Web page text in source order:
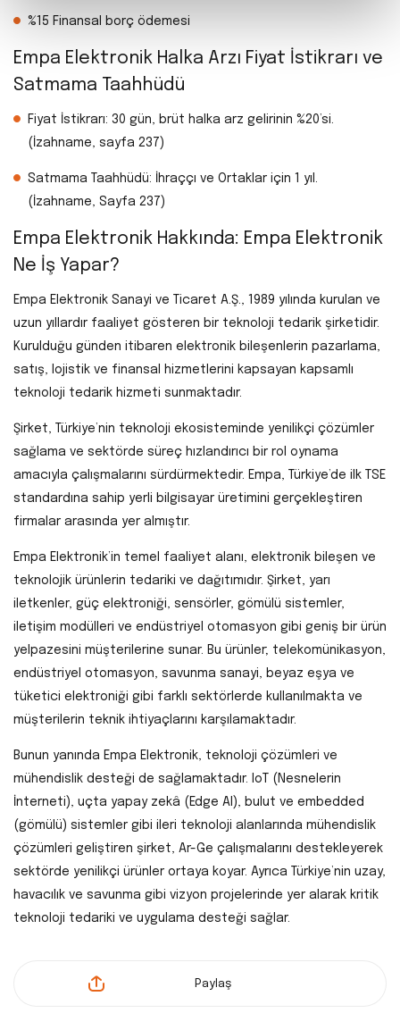
%15 Finansal borç ödemesi
Empa Elektronik Halka Arzı Fiyat İstikrarı ve
Satmama Taahhüdü
Fiyat İstikrarı: 30 gün, brüt halka arz gelirinin %20’si.
(İzahname, sayfa 237)
Satmama Taahhüdü: İhraççı ve Ortaklar için 1 yıl.
(İzahname, Sayfa 237)
Empa Elektronik Hakkında: Empa Elektronik
Ne İş Yapar?
Empa Elektronik Sanayi ve Ticaret A.Ş., 1989 yılında kurulan ve
uzun yıllardır faaliyet gösteren bir teknoloji tedarik şirketidir.
Kurulduğu günden itibaren elektronik bileşenlerin pazarlama,
satış, lojistik ve finansal hizmetlerini kapsayan kapsamlı
teknoloji tedarik hizmeti sunmaktadır.
Şirket, Türkiye’nin teknoloji ekosisteminde yenilikçi çözümler
sağlama ve sektörde süreç hızlandırıcı bir rol oynama
amacıyla çalışmalarını sürdürmektedir. Empa, Türkiye’de ilk TSE
standardına sahip yerli bilgisayar üretimini gerçekleştiren
firmalar arasında yer almıştır.
Empa Elektronik’in temel faaliyet alanı, elektronik bileşen ve
teknolojik ürünlerin tedariki ve dağıtımıdır. Şirket, yarı
iletkenler, güç elektroniği, sensörler, gömülü sistemler,
iletişim modülleri ve endüstriyel otomasyon gibi geniş bir ürün
yelpazesini müşterilerine sunar. Bu ürünler; telekomünikasyon,
endüstriyel otomasyon, savunma sanayi, beyaz eşya ve
tüketici elektroniği gibi farklı sektörlerde kullanılmakta ve
müşterilerin teknik ihtiyaçlarını karşılamaktadır.
Bunun yanında Empa Elektronik, teknoloji çözümleri ve
mühendislik desteği de sağlamaktadır. IoT (Nesnelerin
İnterneti), uçta yapay zekâ (Edge AI), bulut ve embedded
(gömülü) sistemler gibi ileri teknoloji alanlarında mühendislik
çözümleri geliştiren şirket, Ar-Ge çalışmalarını destekleyerek
sektörde yenilikçi ürünler ortaya koyar. Ayrıca Türkiye’nin uzay,
havacılık ve savunma gibi vizyon projelerinde yer alarak kritik
teknoloji tedariki ve uygulama desteği sağlar.
Paylaş